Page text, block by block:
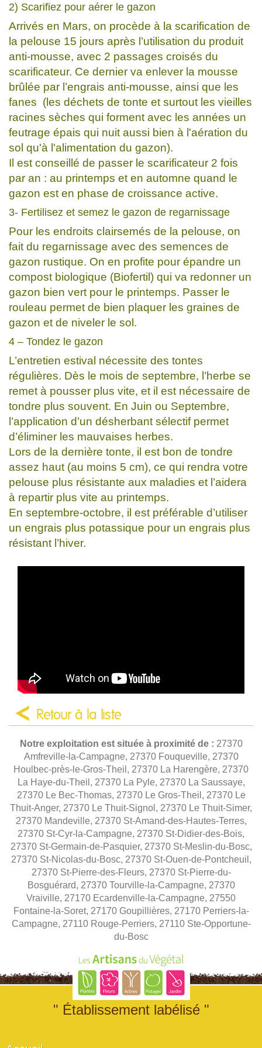
2) Scarifiez pour aérer le gazon
Arrivés en Mars, on procède à la scarification de
la pelouse 15 jours après l’utilisation du produit
anti-mousse, avec 2 passages croisés du
scarificateur. Ce dernier va enlever la mousse
brûlée par l’engrais anti-mousse, ainsi que les
fanes (les déchets de tonte et surtout les vieilles
racines sèches qui forment avec les années un
feutrage épais qui nuit aussi bien à l'aération du
sol qu'à l'alimentation du gazon).
Il est conseillé de passer le scarificateur 2 fois
par an : au printemps et en automne quand le
gazon est en phase de croissance active.
3- Fertilisez et semez le gazon de regarnissage
Pour les endroits clairsemés de la pelouse, on
fait du regarnissage avec des semences de
gazon rustique. On en profite pour épandre un
compost biologique (Biofertil) qui va redonner un
gazon bien vert pour le printemps. Passer le
rouleau permet de bien plaquer les graines de
gazon et de niveler le sol.
4 – Tondez le gazon
L’entretien estival nécessite des tontes
régulières. Dès le mois de septembre, l’herbe se
remet à pousser plus vite, et il est nécessaire de
tondre plus souvent. En Juin ou Septembre,
l’application d’un désherbant sélectif permet
d’éliminer les mauvaises herbes.
Lors de la dernière tonte, il est bon de tondre
assez haut (au moins 5 cm), ce qui rendra votre
pelouse plus résistante aux maladies et l’aidera
à repartir plus vite au printemps.
En septembre-octobre, il est préférable d’utiliser
un engrais plus potassique pour un engrais plus
résistant l’hiver.
Retour à la liste
Notre exploitation est située à proximité de : 27370
Amfreville-la-Campagne, 27370 Fouqueville, 27370
Houlbec-près-le-Gros-Theil, 27370 La Harengère, 27370
La Haye-du-Theil, 27370 La Pyle, 27370 La Saussaye,
27370 Le Bec-Thomas, 27370 Le Gros-Theil, 27370 Le
Thuit-Anger, 27370 Le Thuit-Signol, 27370 Le Thuit-Simer,
27370 Mandeville, 27370 St-Amand-des-Hautes-Terres,
27370 St-Cyr-la-Campagne, 27370 St-Didier-des-Bois,
27370 St-Germain-de-Pasquier, 27370 St-Meslin-du-Bosc,
27370 St-Nicolas-du-Bosc, 27370 St-Ouen-de-Pontcheuil,
27370 St-Pierre-des-Fleurs, 27370 St-Pierre-du-
Bosguérard, 27370 Tourville-la-Campagne, 27370
Vraiville, 27170 Ecardenville-la-Campagne, 27550
Fontaine-la-Soret, 27170 Goupillières, 27170 Perriers-la-
Campagne, 27110 Rouge-Perriers, 27110 Ste-Opportune-
du-Bosc
" Établissement labélisé "